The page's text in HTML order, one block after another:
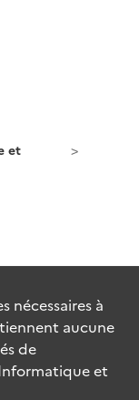
et
nécessaires à
aucune
de
et